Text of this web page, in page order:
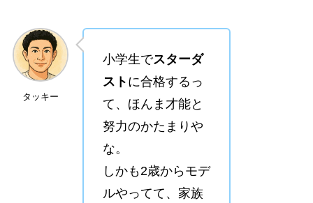
タッキー
小学生でスターダ
スト に合格するっ
て、ほんま才能と
努力のかたまりや
な。
しかも2歳からモデ
ルやってて、家族